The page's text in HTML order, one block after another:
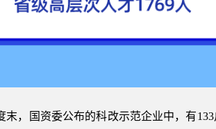
末，国资委公布的科改示范企业中，有